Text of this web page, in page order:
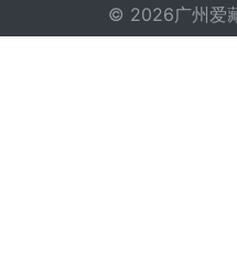
© 2026广州爱